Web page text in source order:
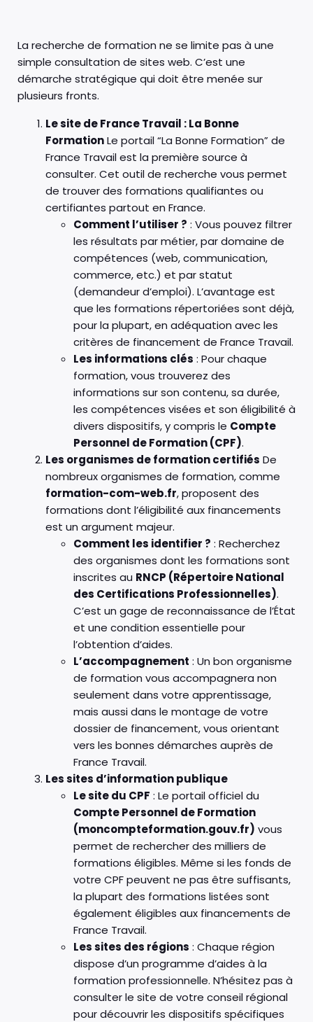
La recherche de formation ne se limite pas à une
simple consultation de sites web. C’est une
démarche stratégique qui doit être menée sur
plusieurs fronts.
Le site de France Travail : La Bonne
FormationLe portail “La Bonne Formation” de
France Travail est la première source à
consulter. Cet outil de recherche vous permet
de trouver des formations qualifiantes ou
certifiantes partout en France.
Comment l’utiliser ? : Vous pouvez filtrer
les résultats par métier, par domaine de
compétences (web, communication,
commerce, etc.) et par statut
(demandeur d’emploi). L’avantage est
que les formations répertoriées sont déjà,
pour la plupart, en adéquation avec les
critères de financement de France Travail.
Les informations clés : Pour chaque
formation, vous trouverez des
informations sur son contenu, sa durée,
les compétences visées et son éligibilité à
divers dispositifs, y compris le Compte
Personnel de Formation (CPF).
Les organismes de formation certifiés De
nombreux organismes de formation, comme
formation-com-web.fr, proposent des
formations dont l’éligibilité aux financements
est un argument majeur.
Comment les identifier ? : Recherchez
des organismes dont les formations sont
inscrites au RNCP (Répertoire National
des Certifications Professionnelles).
C’est un gage de reconnaissance de l’État
et une condition essentielle pour
l’obtention d’aides.
L’accompagnement : Un bon organisme
de formation vous accompagnera non
seulement dans votre apprentissage,
mais aussi dans le montage de votre
dossier de financement, vous orientant
vers les bonnes démarches auprès de
France Travail.
Les sites d’information publique
Le site du CPF : Le portail officiel du
Compte Personnel de Formation
(moncompteformation.gouv.fr) vous
permet de rechercher des milliers de
formations éligibles. Même si les fonds de
votre CPF peuvent ne pas être suffisants,
la plupart des formations listées sont
également éligibles aux financements de
France Travail.
Les sites des régions : Chaque région
dispose d’un programme d’aides à la
formation professionnelle. N’hésitez pas à
consulter le site de votre conseil régional
pour découvrir les dispositifs spécifiques